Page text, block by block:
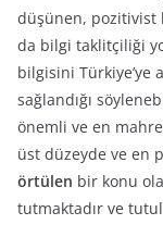
düşünen, pozitivist
da bilgi taklitçiliği
bilgisini Türkiye’ye
sağlandığı
önemli ve en
üst düzeyde ve en
örtülen bir konu
tutmaktadır ve